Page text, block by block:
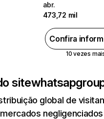
abr.
473,72 mil
Confira
10 vezes
site
global de